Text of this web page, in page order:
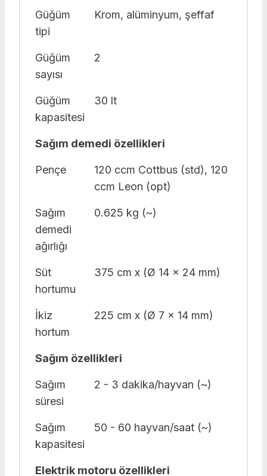
Güğüm
tipi
Krom, alüminyum, şeffaf
Güğüm
sayısı
2
Güğüm
kapasitesi
30 lt
Sağım demedi özellikleri
Pençe
120 ccm Cottbus (std), 120
ccm Leon (opt)
Sağım
demedi
ağırlığı
0.625 kg (~)
Süt
hortumu
375 cm x (Ø 14 x 24 mm)
İkiz
hortum
225 cm x (Ø 7 x 14 mm)
Sağım özellikleri
Sağım
süresi
2 - 3 dakika/hayvan (~)
Sağım
kapasitesi
50 - 60 hayvan/saat (~)
Elektrik motoru özellikleri